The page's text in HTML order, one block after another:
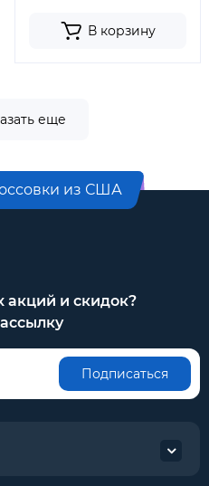
В корзину
еще
из США
акций и скидок?
Подписаться